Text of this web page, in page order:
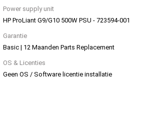
Power supply unit
HP ProLiant G9/G10 500W PSU - 723594-001
Garantie
Basic | 12 Maanden Parts Replacement
OS & Licenties
Geen OS / Software licentie installatie